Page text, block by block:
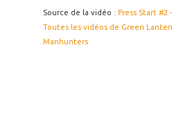
Source de la vidéo : Press Start #2
Toutes les vidéos de Green
Manhunters